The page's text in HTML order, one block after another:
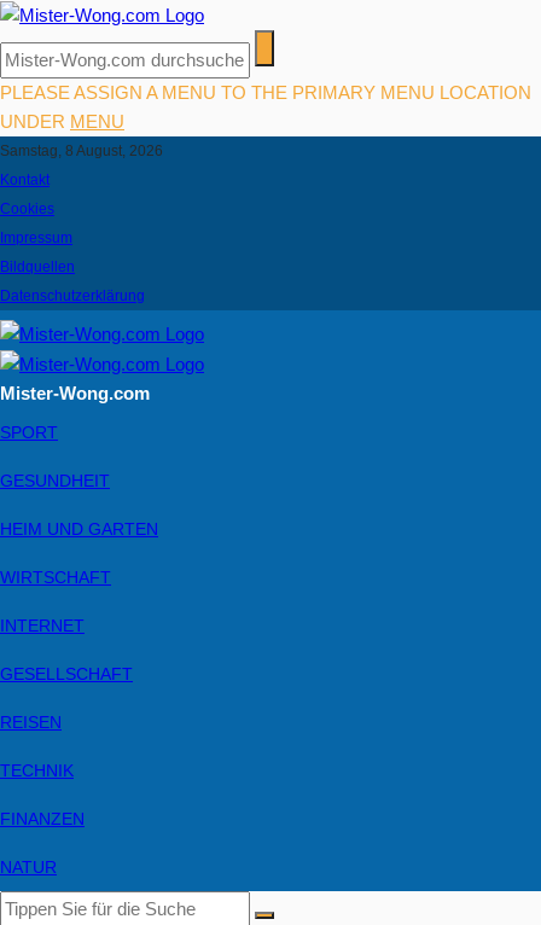
PLEASE ASSIGN A MENU TO THE PRIMARY MENU LOCATION
UNDER MENU
Samstag, 8 August, 2026
Kontakt
Cookies
Impressum
Bildquellen
Datenschutzerklärung
Mister-Wong.com
SPORT
GESUNDHEIT
HEIM UND GARTEN
WIRTSCHAFT
INTERNET
GESELLSCHAFT
REISEN
TECHNIK
FINANZEN
NATUR